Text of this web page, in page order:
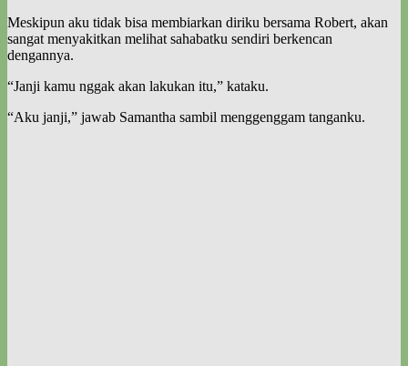
Meskipun aku tidak bisa membiarkan diriku bersama Robert, akan
sangat menyakitkan melihat sahabatku sendiri berkencan
dengannya.
“Janji kamu nggak akan lakukan itu,” kataku.
“Aku janji,” jawab Samantha sambil menggenggam tanganku.